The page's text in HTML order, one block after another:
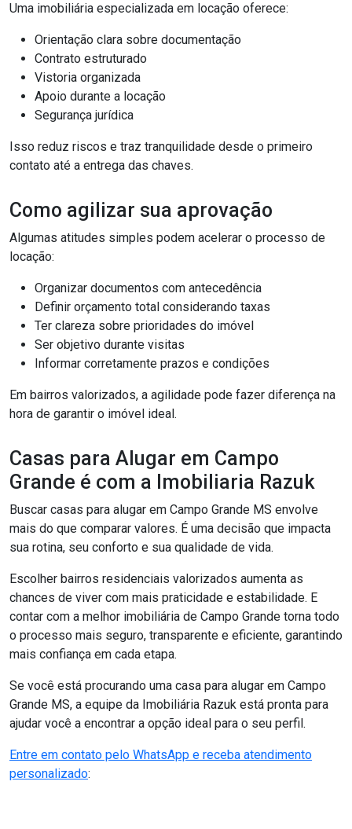
Uma imobiliária especializada em locação oferece:
Orientação clara sobre documentação
Contrato estruturado
Vistoria organizada
Apoio durante a locação
Segurança jurídica
Isso reduz riscos e traz tranquilidade desde o primeiro
contato até a entrega das chaves.
Como agilizar sua aprovação
Algumas atitudes simples podem acelerar o processo de
locação:
Organizar documentos com antecedência
Definir orçamento total considerando taxas
Ter clareza sobre prioridades do imóvel
Ser objetivo durante visitas
Informar corretamente prazos e condições
Em bairros valorizados, a agilidade pode fazer diferença na
hora de garantir o imóvel ideal.
Casas para Alugar em Campo
Grande é com a Imobiliaria Razuk
Buscar casas para alugar em Campo Grande MS envolve
mais do que comparar valores. É uma decisão que impacta
sua rotina, seu conforto e sua qualidade de vida.
Escolher bairros residenciais valorizados aumenta as
chances de viver com mais praticidade e estabilidade. E
contar com a melhor imobiliária de Campo Grande torna todo
o processo mais seguro, transparente e eficiente, garantindo
mais confiança em cada etapa.
Se você está procurando uma casa para alugar em Campo
Grande MS, a equipe da Imobiliária Razuk está pronta para
ajudar você a encontrar a opção ideal para o seu perfil.
Entre em contato pelo WhatsApp e receba atendimento
personalizado: